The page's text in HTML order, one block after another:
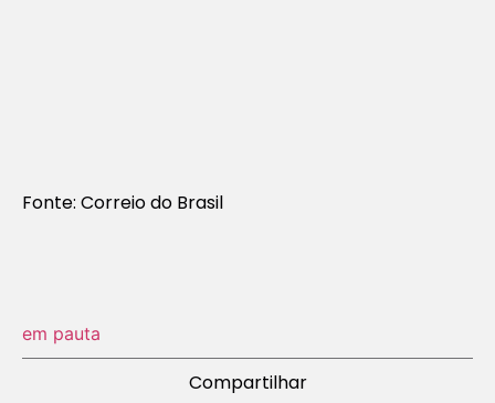
Fonte: Correio do Brasil
em pauta
Compartilhar